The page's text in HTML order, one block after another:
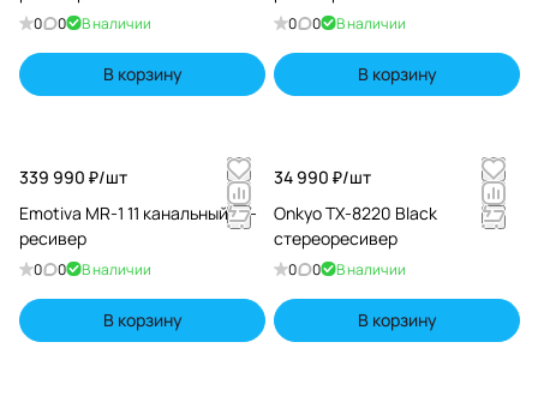
0 0 В наличии
В корзину
0 0 В наличии
В корзину
339 990 ₽/шт
Emotiva MR-1 11 канальный AV-
ресивер
0 0 В наличии
В корзину
34 990 ₽/шт
Onkyo TX-8220 Black
стереоресивер
0 0 В наличии
В корзину